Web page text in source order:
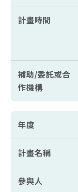
計畫時間
補助/委託或合
作機構
年度
計畫名稱
參與人